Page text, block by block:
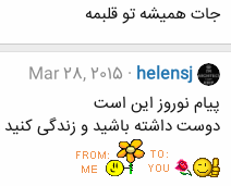
جات همیشه تو قلبمه
helensj
Mar 28, 2015
پیام نوروز این است
دوست داشته باشید و زندگی